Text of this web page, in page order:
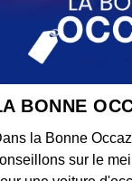
BONNE
la Bonne
sur le